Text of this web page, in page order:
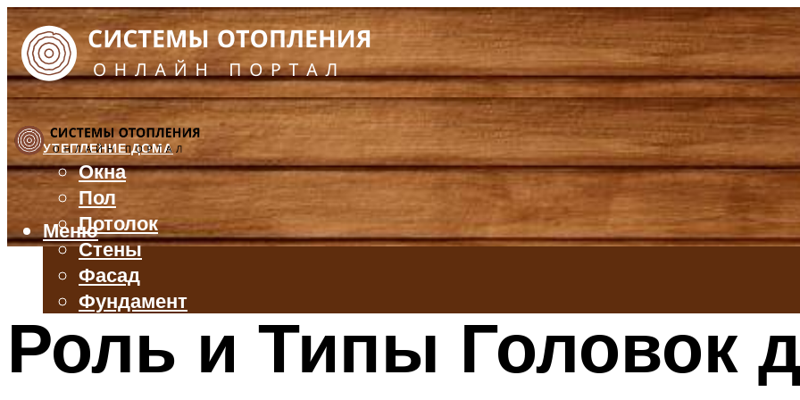
УТЕПЛЕНИЕ ДОМА
Окна
Пол
Потолок
Стены
Фасад
Фундамент
БАЛКОН И ЛОДЖИЯ
КРЫША
Меню
Роль и Типы Головок